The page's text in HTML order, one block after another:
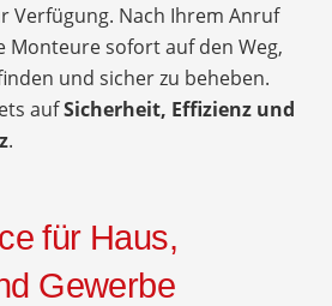
Verfügung. Nach Ihrem Anruf
Monteure sofort auf den Weg,
und sicher zu beheben.
aufSicherheit, Effizienz und
.
für Haus,
Gewerbe